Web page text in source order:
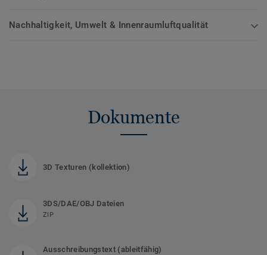
Nachhaltigkeit, Umwelt & Innenraumluftqualität
Dokumente
3D Texturen (kollektion)
3DS/DAE/OBJ Dateien
ZIP
Ausschreibungstext (ableitfähig)